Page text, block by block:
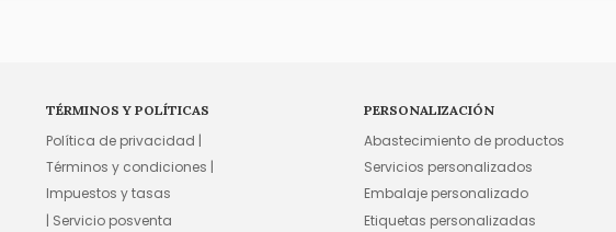
TÉRMINOS Y POLÍTICAS
Política de privacidad |
Términos y condiciones |
Impuestos y tasas
| Servicio posventa
PERSONALIZACIÓN
Abastecimiento de productos
Servicios personalizados
Embalaje personalizado
Etiquetas personalizadas